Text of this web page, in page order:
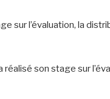
sur l’évaluation, la
son stage sur